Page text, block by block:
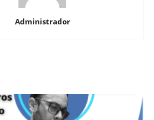
Administrador